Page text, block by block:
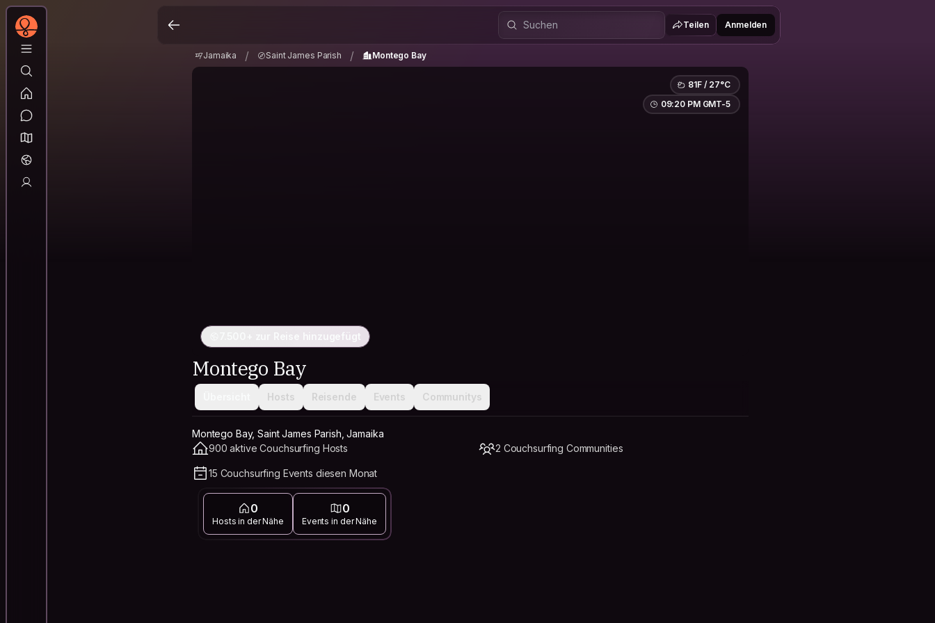
Teilen Anmelden
Jamaika / Saint James Parish / Montego Bay
81F / 27°C
09:20 PM GMT-5
7.500+ zur Reise hinzugefügt
Montego Bay
Hosts Reisende Events Communitys
Montego Bay, Saint James Parish, Jamaika
900 aktive Couchsurfing Hosts
2 Couchsurfing Communities
15 Couchsurfing Events diesen Monat
0
Hosts in der Nähe
0
Events in der Nähe